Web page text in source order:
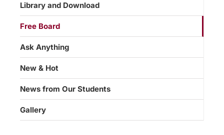
Library and Download
Free Board
Ask Anything
New & Hot
News from Our Students
Gallery